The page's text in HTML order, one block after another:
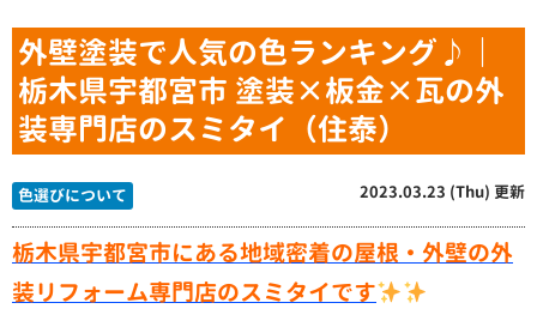
外壁塗装で人気の色ランキング♪｜
栃木県宇都宮市 塗装×板金×瓦の外
装専門店のスミタイ（住泰）
色選びについて 2023.03.23 (Thu) 更新
栃木県宇都宮市にある地域密着の屋根・外壁の外
装リフォーム専門店のスミタイです